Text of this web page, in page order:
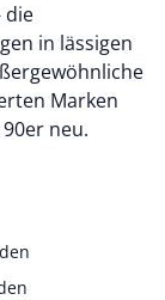
die
in lässigen
Marken
neu.